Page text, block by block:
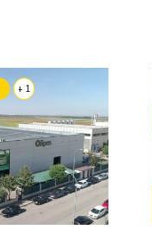
+ 1